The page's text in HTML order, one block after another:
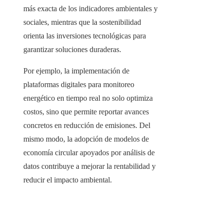
más exacta de los indicadores ambientales y
sociales, mientras que la sostenibilidad
orienta las inversiones tecnológicas para
garantizar soluciones duraderas.
Por ejemplo, la implementación de
plataformas digitales para monitoreo
energético en tiempo real no solo optimiza
costos, sino que permite reportar avances
concretos en reducción de emisiones. Del
mismo modo, la adopción de modelos de
economía circular apoyados por análisis de
datos contribuye a mejorar la rentabilidad y
reducir el impacto ambiental.